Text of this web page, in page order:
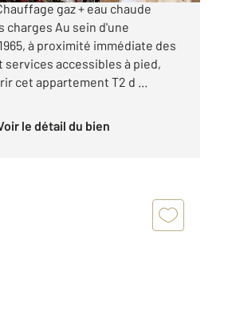
gaz + eau chaude
charges Au sein d'une
à proximité immédiate des
services accessibles à pied,
cet appartement T2 d ...
Voir le détail du bien